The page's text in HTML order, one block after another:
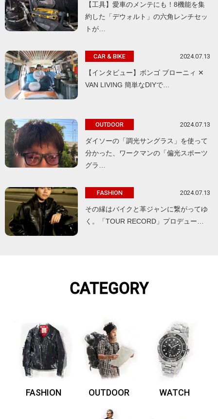
【工具】愛車のメンテにも！8機能を集
約した「デウォルト」の六角レンチセッ
トが…
CAR & BIKE 2024.07.13
【インタビュー】ボンゴ ブローニィ ✕
VAN LIVING 簡単なDIYで…
OUTDOOR 2024.07.13
ダイソーの「調光サングラス」を使って
分かった、ワークマンの「偏光スポーツ
グラ…
FASHION 2024.07.13
その縁はバイクと革ジャンに繋がってゆ
く。「TOUR RECORD」プロデュー…
CATEGORY
FASHION OUTDOOR WATCH